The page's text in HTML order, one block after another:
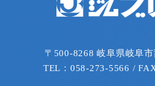
〒500-8268 岐阜県岐阜
TEL：058-273-5566 /